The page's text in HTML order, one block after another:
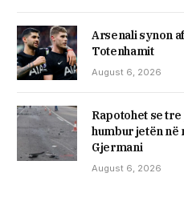
Arsenali synon
Totenhamit
August 6, 2026
Rapotohet se
humbur jetën në
Gjermani
August 6, 2026